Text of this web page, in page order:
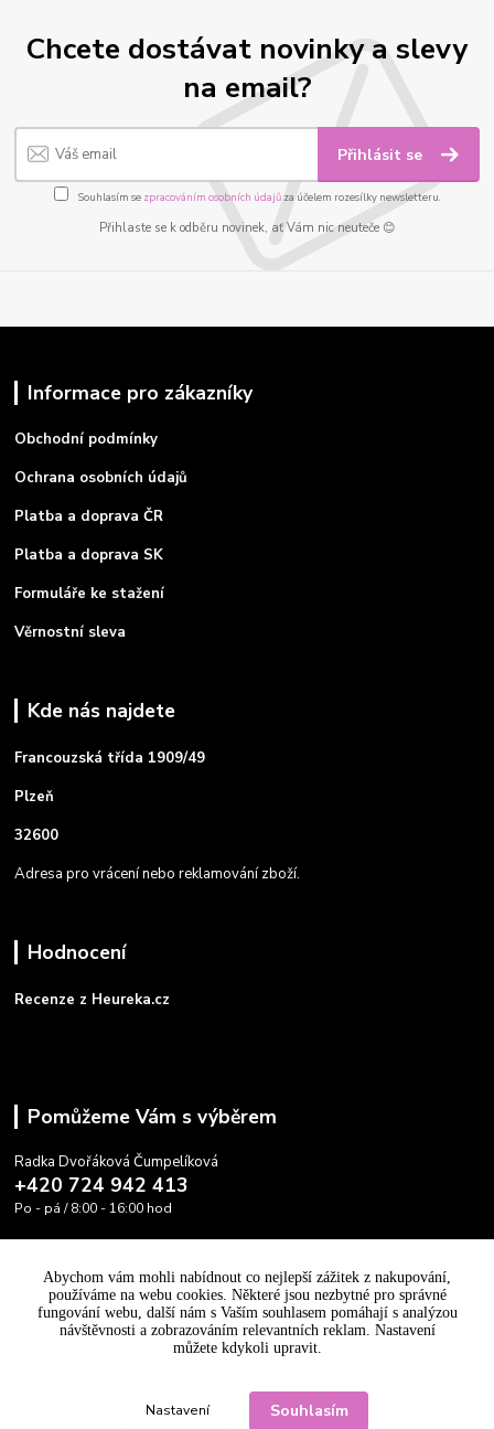
Chcete dostávat novinky a slevy
na email?
Přihlásit se
Souhlasím se zpracováním osobních údajůza účelem rozesílky newsletteru.
Přihlaste se k odběru novinek, ať Vám nic neuteče 😊
Informace pro zákazníky
Obchodní podmínky
Ochrana osobních údajů
Platba a doprava ČR
Platba a doprava SK
Formuláře ke stažení
Věrnostní sleva
Kde nás najdete
Francouzská třída 1909/49
Plzeň
32600
Adresa pro vrácení nebo reklamování zboží.
Hodnocení
Recenze z Heureka.cz
Pomůžeme Vám s výběrem
Radka Dvořáková Čumpelíková
+420 724 942 413
Po - pá / 8:00 - 16:00 hod
Upravit sběr cookies.
Abychom vám mohli nabídnout co nejlepší zážitek z nakupování,
používáme na webu cookies. Některé jsou nezbytné pro správné
fungování webu, další nám s Vaším souhlasem pomáhají s analýzou
návštěvnosti a zobrazováním relevantních reklam. Nastavení
můžete kdykoli upravit.
Nastavení Souhlasím